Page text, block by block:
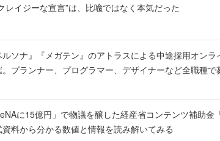
レイジーな宣言”は、比喩ではなく本気だった
ルソナ』『メガテン』のアトラスによる中途採用オン
。プランナー、プログラマー、デザイナーなど全職種で
に15億円」で物議を醸した経産省コンテンツ補助金
資料から分かる数値と情報を読み解いてみる